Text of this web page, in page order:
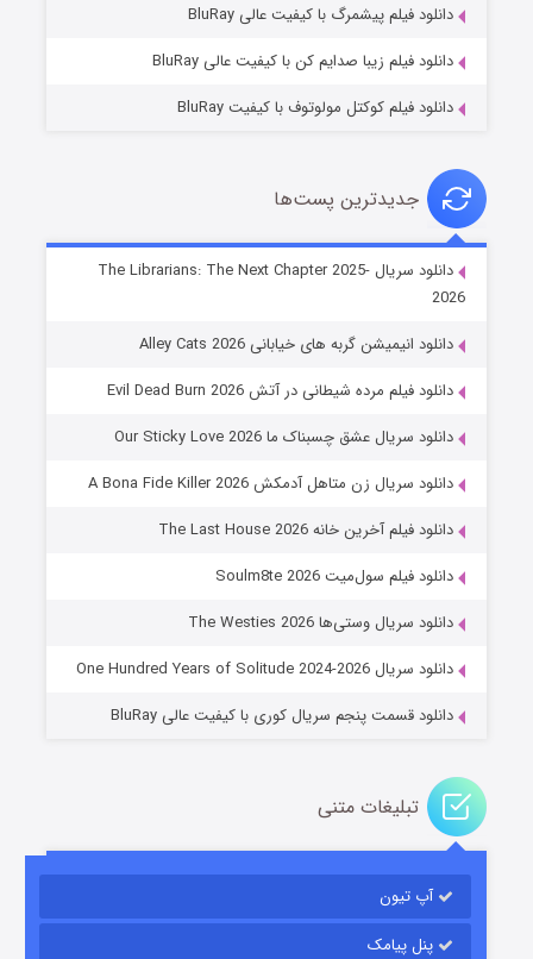
شوهر
عملیات آپارتمان
مردگان متحرک: شهر مرده ۳
قسمت۲ (زیرنویس) منتشر شد
دانلود فیلم پیشمرگ با کیفیت عالی BluRay
دانلود فیلم زیبا صدایم کن با کیفیت عالی BluRay
دانلود فیلم کوکتل مولوتوف با کیفیت BluRay
جدیدترین پست‌ها
دانلود سریال The Librarians: The Next Chapter 2025-
2026
دانلود انیمیشن گربه های خیابانی Alley Cats 2026
دانلود فیلم مرده شیطانی در آتش Evil Dead Burn 2026
دانلود سریال عشق چسبناک ما Our Sticky Love 2026
دانلود سریال زن متاهل آدمکش A Bona Fide Killer 2026
دانلود فیلم آخرین خانه The Last House 2026
دانلود فیلم سول‌میت Soulm8te 2026
دانلود سریال وستی‌ها The Westies 2026
دانلود سریال One Hundred Years of Solitude 2024-2026
دانلود قسمت پنجم سریال کوری با کیفیت عالی BluRay
تبلیغات متنی
آپ تیون
پنل پیامک